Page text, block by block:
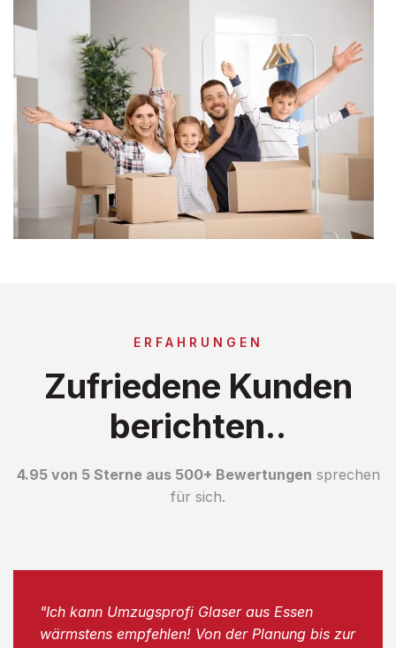
ERFAHRUNGEN
Zufriedene Kunden
berichten..
4.95 von 5 Sterne aus 500+ Bewertungen sprechen
für sich.
"Ich kann Umzugsprofi Glaser aus Essen
wärmstens empfehlen! Von der Planung bis zur